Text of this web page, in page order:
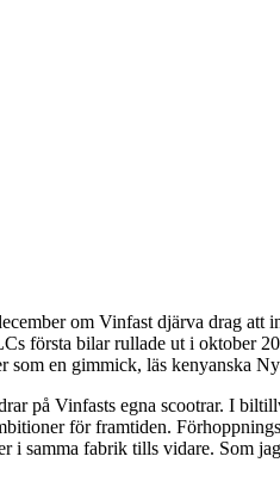
om Vinfast djärva drag
första bilar rullade ut i oktober
som en gimmick, läs kenyanska
på Vinfasts egna scootrar. I
för framtiden.
samma fabrik tills vidare. Som